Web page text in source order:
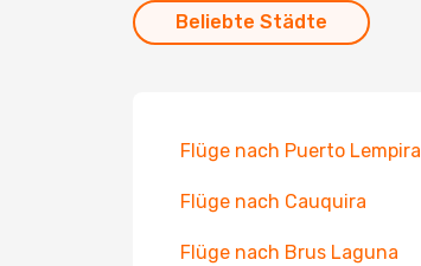
Beliebte Städte
Flüge nach Puerto Lempira
Flüge nach Cauquira
Flüge nach Brus Laguna